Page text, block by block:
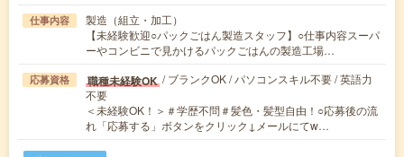
仕事内容
製造（組立・加工）
【未経験歓迎○パックごはん製造スタッフ】○仕事内容スーパ
ーやコンビニで見かけるパックごはんの製造工場…
応募資格 職種未経験OK / ブランクOK / パソコンスキル不要 / 英語力
不要
＜未経験OK！＞＃学歴不問＃髪色・髪型自由！○応募後の流
れ「応募する」ボタンをクリック↓メールにてw…